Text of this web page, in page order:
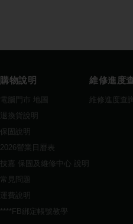
購物說明
電腦門市 地圖
退換貨說明
保固說明
2026營業日曆表
技嘉 保固及維修中心 說明
常見問題
運費說明
****FB綁定帳號教學
維修進度
維修進度查